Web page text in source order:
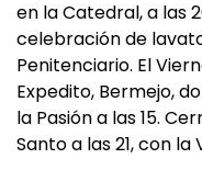
en la Catedral, a las
celebración de
Penitenciario. El
Expedito, Bermejo,
la Pasión a las 15.
Santo a las 21, con